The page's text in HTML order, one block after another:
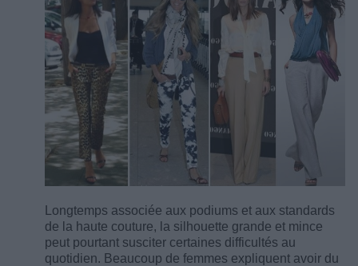
Longtemps associée aux podiums et aux standards
de la haute couture, la silhouette grande et mince
peut pourtant susciter certaines difficultés au
quotidien. Beaucoup de femmes expliquent avoir du